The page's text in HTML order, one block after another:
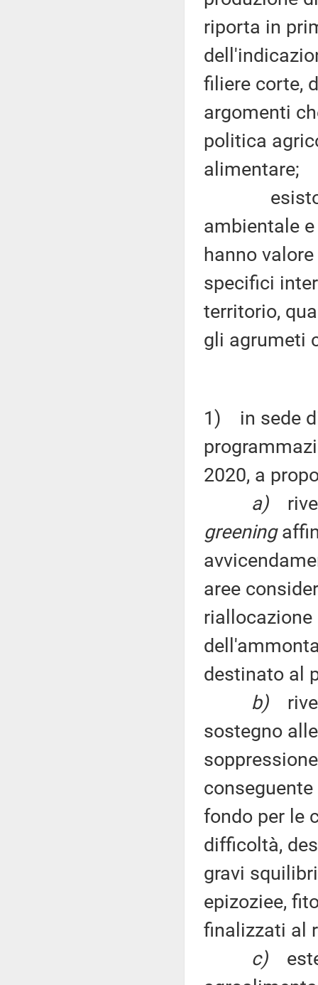
riporta in
filiere corte,
argomenti
politica
alimentare;
esistono
ambientale
hanno
specifici
territorio,
gli agrumeti
1) in sede
2020, a
a)
greening
aree
riallocazione
destinato al
b)
sostegno
fondo per le
difficoltà,
gravi
epizoziee,
finalizzati al
c)